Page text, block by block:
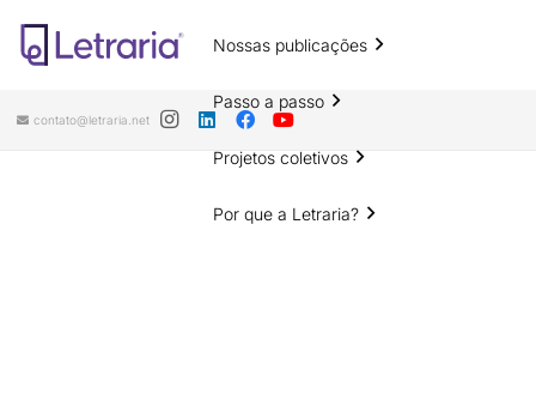
Nossas publicações
Passo a passo
Projetos coletivos
Por que a Letraria?
contato@letraria.net